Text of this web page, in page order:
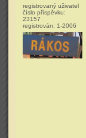
registrovaný uživatel
číslo příspěvku:
23157
registrován: 1-2006